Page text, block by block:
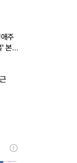
주
' 본